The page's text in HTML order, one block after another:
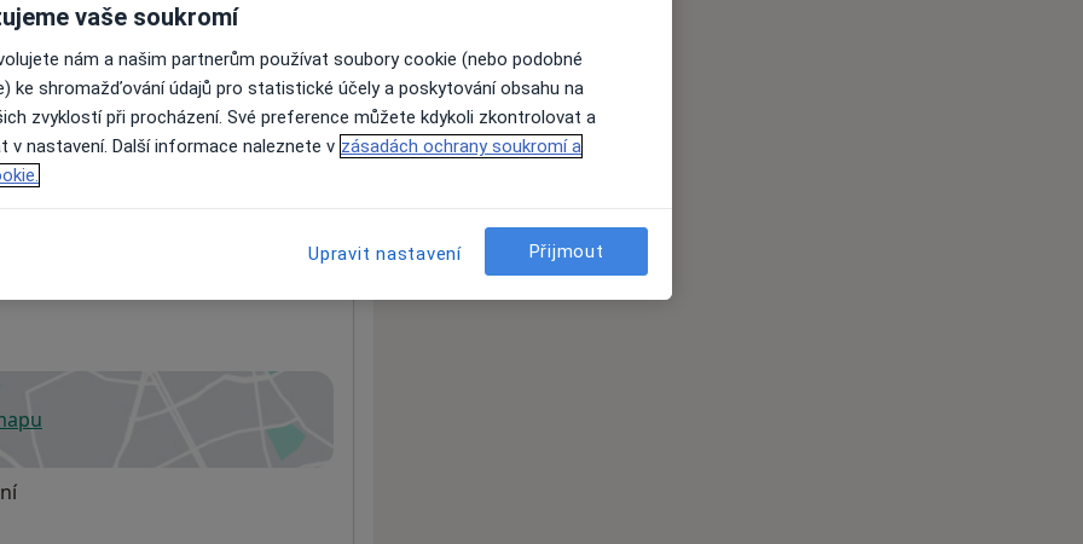
nejsou k dispozici
informace o svých službách.
v nové záložce
vaše soukromí
nám a našim partnerům používat soubory cookie (nebo podobné
ke shromažďování údajů pro statistické účely a poskytování obsahu na
zvyklostí při procházení. Své preference můžete kdykoli zkontrolovat a
v nastavení. Další informace naleznete v zásadách ochrany soukromí a
Upravit nastavení Přijmout